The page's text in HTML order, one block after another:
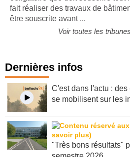
obligatoire que doit souscrire tout
fait réaliser des travaux de
Dernières infos
C'est dans l'actu : des
"Très bons résultats"